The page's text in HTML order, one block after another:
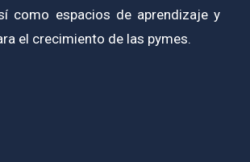
como espacios de aprendizaje y
el crecimiento de las pymes.